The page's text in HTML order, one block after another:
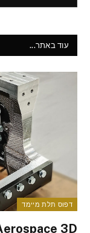
עוד באתר...
דפוס תלת מיימד